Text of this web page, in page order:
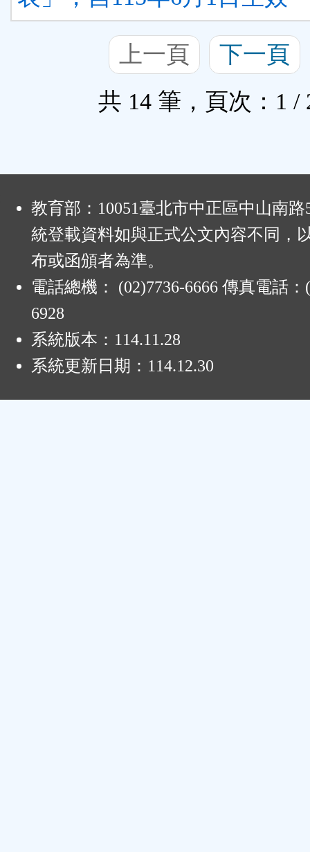
上一頁
下一頁
共 14 筆，頁次：1 /
教育部：10051臺北市中正區中山南
統登載資料如與正式公文內容不同，
布或函頒者為準。
電話總機： (02)7736-6666 傳真電話：
6928
系統版本： 114.11.28
系統更新日期： 114.12.30